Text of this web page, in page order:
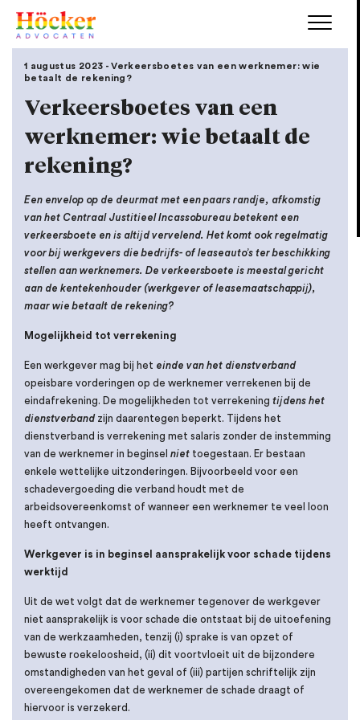
1 augustus 2023 - Verkeersboetes van een werknemer: wie
betaalt de rekening?
Verkeersboetes van een
werknemer: wie betaalt de
rekening?
Een envelop op de deurmat met een paars randje, afkomstig
van het Centraal Justitieel Incassobureau betekent een
verkeersboete en is altijd vervelend. Het komt ook regelmatig
voor bij werkgevers die bedrijfs- of leaseauto’s ter beschikking
stellen aan werknemers. De verkeersboete is meestal gericht
aan de kentekenhouder (werkgever of leasemaatschappij),
maar wie betaalt de rekening?
Mogelijkheid tot verrekening
Een werkgever mag bij het einde van het dienstverband
opeisbare vorderingen op de werknemer verrekenen bij de
eindafrekening. De mogelijkheden tot verrekening tijdens het
dienstverbandzijn daarentegen beperkt. Tijdens het
dienstverband is verrekening met salaris zonder de instemming
van de werknemer in beginsel niet toegestaan. Er bestaan
enkele wettelijke uitzonderingen. Bijvoorbeeld voor een
schadevergoeding die verband houdt met de
arbeidsovereenkomst of wanneer een werknemer te veel loon
heeft ontvangen.
Werkgever is in beginsel aansprakelijk voor schade tijdens
werktijd
Uit de wet volgt dat de werknemer tegenover de werkgever
niet aansprakelijk is voor schade die ontstaat bij de uitoefening
van de werkzaamheden, tenzij (i) sprake is van opzet of
bewuste roekeloosheid, (ii) dit voortvloeit uit de bijzondere
omstandigheden van het geval of (iii) partijen schriftelijk zijn
overeengekomen dat de werknemer de schade draagt of
hiervoor is verzekerd.